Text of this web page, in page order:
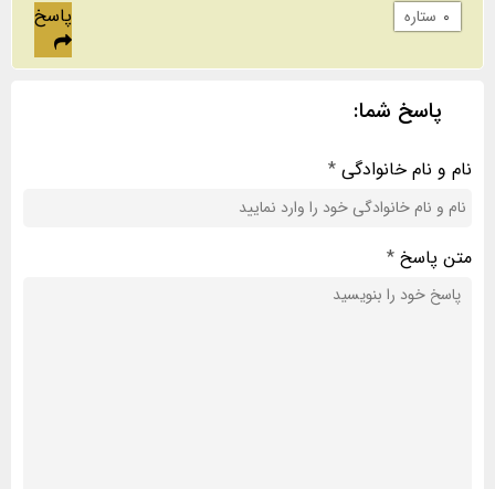
۰ ستاره پاسخ
پاسخ شما:
نام و نام خانوادگی *
متن پاسخ *